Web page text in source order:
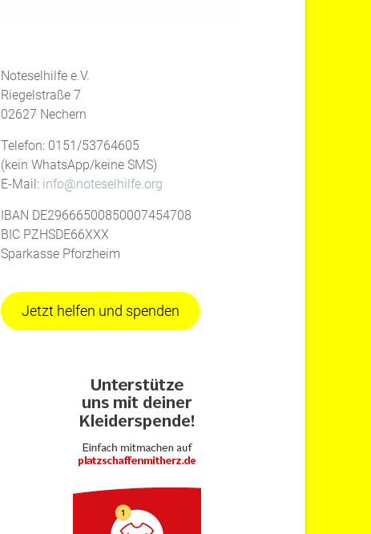
Noteselhilfe e.V.
Riegelstraße 7
02627 Nechern
Telefon: 0151/53764605
(kein WhatsApp/keine SMS)
E-Mail: info@noteselhilfe.org
IBAN DE29666500850007454708
BIC PZHSDE66XXX
Sparkasse Pforzheim
Jetzt helfen und spenden